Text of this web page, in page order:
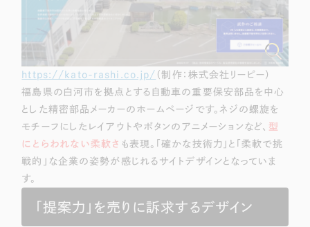
https://kato-rashi.co.jp/ （制作：株式会社リーピー）
福島県の白河市を拠点とする自動車の重要保安部品を中心
とした精密部品メーカーのホームページです。ネジの螺旋を
モチーフにしたレイアウトやボタンのアニメーションなど、 型
にとらわれない柔軟さ も表現。「確かな技術力」と「柔軟で挑
戦的」な企業の姿勢が感じれるサイトデザインとなっていま
す。
「提案力」を売りに訴求するデザイン